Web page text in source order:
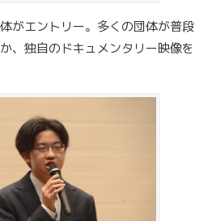
がエントリー。多くの団体が普段
、独自のドキュメンタリー映像を